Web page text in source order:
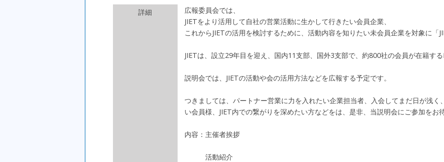
詳細
広報委員会では、
JIETをより活用して自社の営業活動に生かして行きたい会員企業、
これからJIETの活用を検討するために、活動内容を知りたい未会員企業を対象に「
JIETは、設立29年目を迎え、国内11支部、国外3支部で、約800社の会員が在籍す
説明会では、JIETの活動や会の活用方法などを広報する予定です。
つきましては、パートナー営業に力を入れたい企業担当者、入会してまだ日が浅く
い会員様、JIET内での繋がりを深めたい方などをは、是非、当説明会にご参加をお
内容：主催者挨拶
活動紹介